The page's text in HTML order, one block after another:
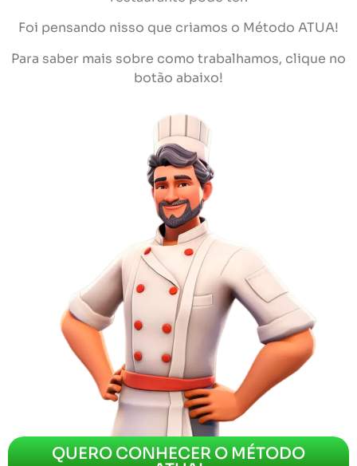
Foi pensando nisso que criamos o Método ATUA!
Para saber mais sobre como trabalhamos, clique no
botão abaixo!
QUERO CONHECER O MÉTODO